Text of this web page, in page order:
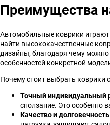
Преимущества
Автомобильные коврики
найти высококачественные
дизайны, благодаря чему
особенностей конкретной
Почему стоит выбрать коврики
Точный индивидуальный
сползание. Это особенно
Качество и